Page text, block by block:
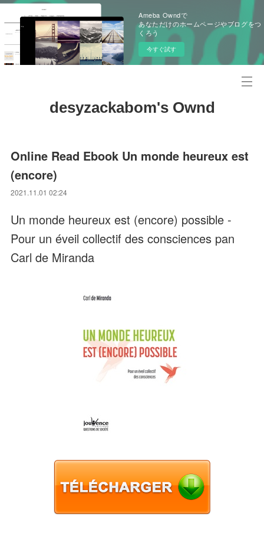
Ameba Owndで
あなただけのホームページやブログをつ
くろう
今すぐ試す
desyzackabom's Ownd
Online Read Ebook Un monde heureux est
(encore)
2021.11.01 02:24
Un monde heureux est (encore) possible -
Pour un éveil collectif des consciences pan
Carl de Miranda